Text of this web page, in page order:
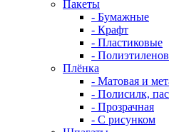
Пакеты
- Бумажные
- Крафт
- Пластиковые
-
Плёнка
- Матовая и
- Полисилк,
- Прозрачная
- С рисунком